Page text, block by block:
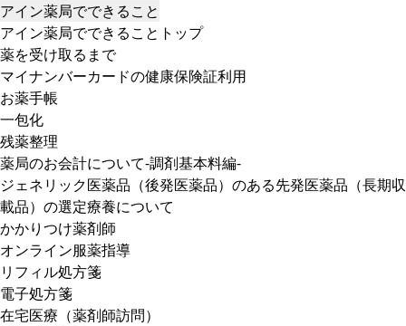
アイン薬局でできること
アイン薬局でできることトップ
薬を受け取るまで
マイナンバーカードの健康保険証利用
お薬手帳
一包化
残薬整理
薬局のお会計について-調剤基本料編-
ジェネリック医薬品（後発医薬品）のある先発医薬品（長期収
載品）の選定療養について
かかりつけ薬剤師
オンライン服薬指導
リフィル処方箋
電子処方箋
在宅医療（薬剤師訪問）